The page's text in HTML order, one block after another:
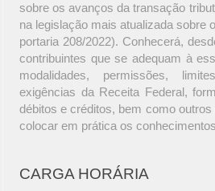
sobre os avanços da transação
na legislação mais atualizada sobre
portaria 208/2022). Conhecerá,
contribuintes que se adequam à
modalidades, permissões,
exigências da Receita Federal,
débitos e créditos, bem como
colocar em prática os
CARGA HORÁRIA